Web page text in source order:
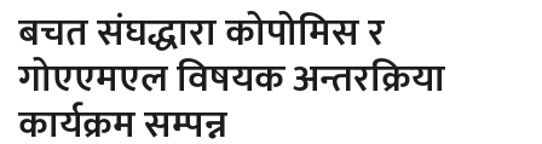
बचत संघद्धारा कोपोमिस र
गोएएमएल विषयक अन्तरक्रिया
कार्यक्रम सम्पन्न